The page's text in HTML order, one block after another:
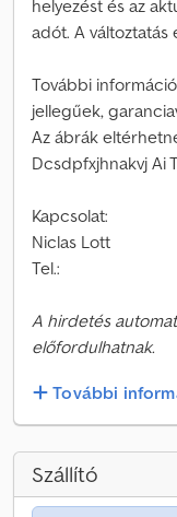
helyezést és az
adót. A változtatás
További
jellegűek,
Az ábrák
Dcsdpfxjhnakvj Ai
Kapcsolat:
Niclas Lott
Tel.:
A hirdetés
előfordulhatnak.
További
Szállító